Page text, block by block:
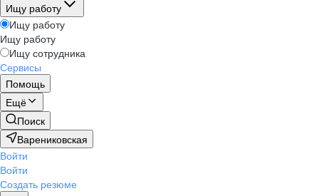
Ищу работу
Ищу работу
Ищу работу
Ищу сотрудника
Сервисы
Помощь
Ещё
Поиск
Варениковская
Войти
Войти
Создать резюме